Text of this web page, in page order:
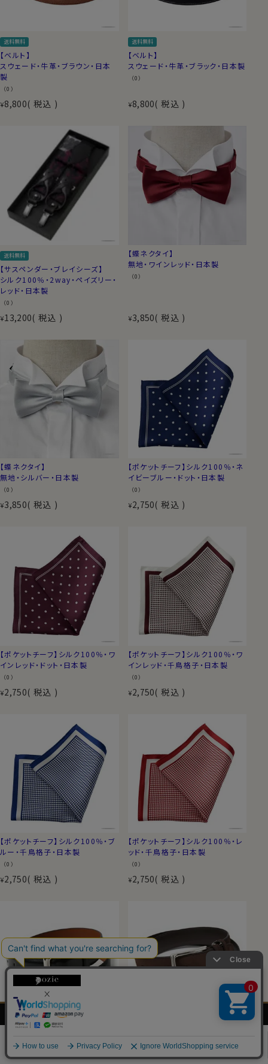
メンズ
シャツ
シャツの
基礎知識
送料無料
【ベルト】
スウェード・牛革・ブラウン・日本
製
（0）
¥8,800 税込
送料無料
【ベルト】
スウェード・牛革・ブラック・日本製
（0）
¥8,800 税込
送料無料
【サスペンダー・ブレイシーズ】
シルク100％・2way・ペイズリー・
レッド・日本製
（0）
¥13,200 税込
【蝶ネクタイ】
無地・ワインレッド・日本製
（0）
¥3,850 税込
【蝶ネクタイ】
無地・シルバー・日本製
（0）
¥3,850 税込
【ポケットチーフ】シルク100％・ネ
イビーブルー・ドット・日本製
（0）
¥2,750 税込
【ポケットチーフ】シルク100％・ワ
インレッド・ドット・日本製
（0）
¥2,750 税込
【ポケットチーフ】シルク100％・ワ
インレッド・千鳥格子・日本製
（0）
¥2,750 税込
【ポケットチーフ】シルク100％・ブ
ルー・千鳥格子・日本製
（0）
¥2,750 税込
【ポケットチーフ】シルク100％・レ
ッド・千鳥格子・日本製
（0）
¥2,750 税込
送料無料
【ベルト】
牛革・ブラック ・日本製
【ベルト】
ヌバック・牛革・ブラウン・日本製